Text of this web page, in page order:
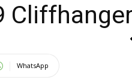
WhatsApp